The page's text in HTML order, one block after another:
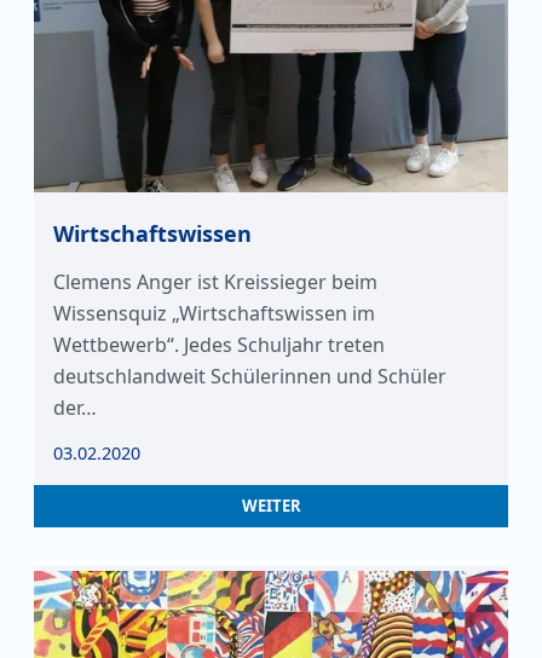
Wirtschaftswissen
Clemens Anger ist Kreissieger beim
Wissensquiz „Wirtschaftswissen im
Wettbewerb“. Jedes Schuljahr treten
deutschlandweit Schülerinnen und Schüler
der…
03.02.2020
WEITER